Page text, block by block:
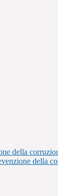
della
della